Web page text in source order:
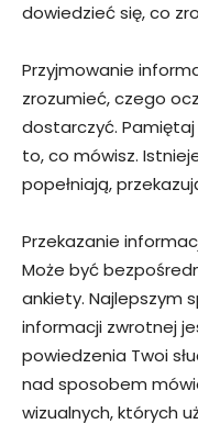
dowiedzieć się, co
Przyjmowanie
zrozumieć, czego
dostarczyć.
to, co mówisz.
popełniają,
Przekazanie
Może być
ankiety. Najlepszym
informacji zwrotnej
powiedzenia Twoi
nad sposobem
wizualnych, których